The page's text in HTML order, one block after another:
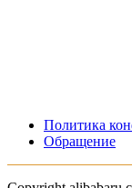
Политика
Обращение